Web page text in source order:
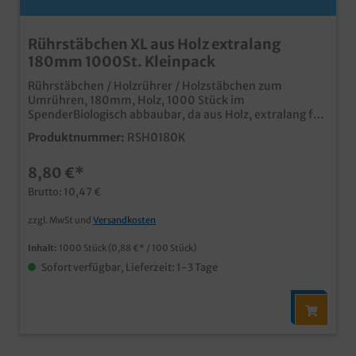
Rührstäbchen XL aus Holz extralang
180mm 1000St. Kleinpack
Rührstäbchen / Holzrührer / Holzstäbchen zum
Umrühren, 180mm, Holz, 1000 Stück im
SpenderBiologisch abbaubar, da aus Holz, extralang für
Cappuccino, Latte Macchiato usw.günstiges
Großverbraucherpack
Produktnummer: RSH0180K
8,80 €*
Brutto: 10,47 €
zzgl. MwSt und Versandkosten
Inhalt: 1000 Stück (0,88 €* / 100 Stück)
Sofort verfügbar, Lieferzeit: 1-3 Tage